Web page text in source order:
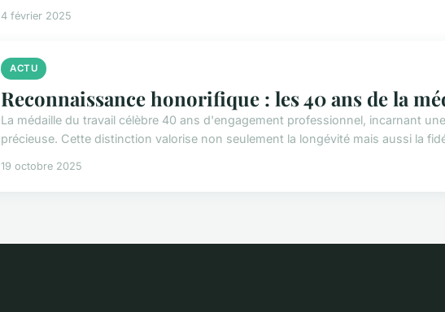
4 février 2025
ACTU
Reconnaissance honorifique : les 40 ans de la
La médaille du travail célèbre 40 ans d'engagement professionnel, incarnant
précieuse. Cette distinction valorise non seulement la longévité mais aussi la
19 octobre 2025